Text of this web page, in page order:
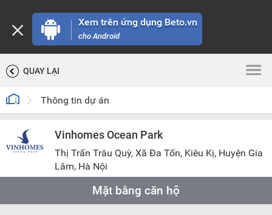
Xem trên ứng dụng Beto.vn
cho Android
QUAY LẠI
Thông tin dự án
Vinhomes Ocean Park
Thị Trấn Trâu Quỳ, Xã Đa Tốn, Kiêu Kị, Huyện Gia
Lâm, Hà Nội
Mặt bằng căn hộ